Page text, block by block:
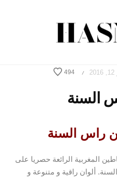
/
494
السنة
راس السنة
المغربية الرائعة حصريا على
ألوان راقية و متنوعة و